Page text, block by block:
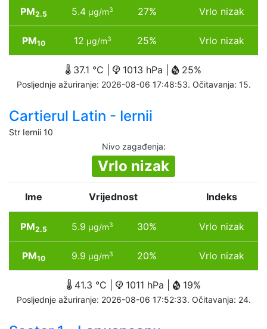
PM2.5 5.4 µg/m3 27% Vrlo nizak
PM10 12 µg/m3 25% Vrlo nizak
37.1 °C | 1013 hPa | 25%
Posljednje ažuriranje: 2026-08-06 17:48:53. Očitavanja: 15.
Cartierul Latin - Iernii
Str Iernii 10
Nivo zagađenja:
Vrlo nizak
Ime Vrijednost Indeks
PM2.5 5.9 µg/m3 30% Vrlo nizak
PM10 9.9 µg/m3 20% Vrlo nizak
41.3 °C | 1011 hPa | 19%
Posljednje ažuriranje: 2026-08-06 17:52:33. Očitavanja: 24.